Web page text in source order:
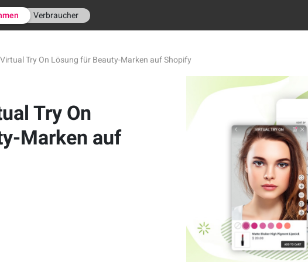
Verbraucher
Try On Lösung für Beauty-Marken auf Shopify
Try On
Marken auf